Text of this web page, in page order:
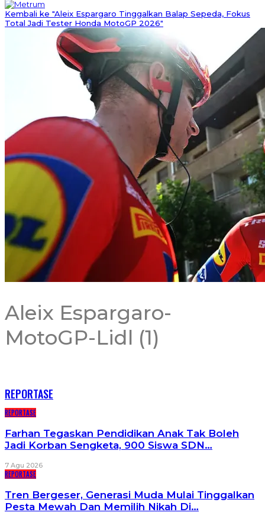
Kembali ke "Aleix Espargaro Tinggalkan Balap Sepeda, Fokus
Total Jadi Tester Honda MotoGP 2026"
Aleix Espargaro-
MotoGP-Lidl (1)
REPORTASE
REPORTASE
Farhan Tegaskan Pendidikan Anak Tak Boleh
Jadi Korban Sengketa, 900 Siswa SDN…
7 Agu 2026
REPORTASE
Tren Bergeser, Generasi Muda Mulai Tinggalkan
Pesta Mewah Dan Memilih Nikah Di…